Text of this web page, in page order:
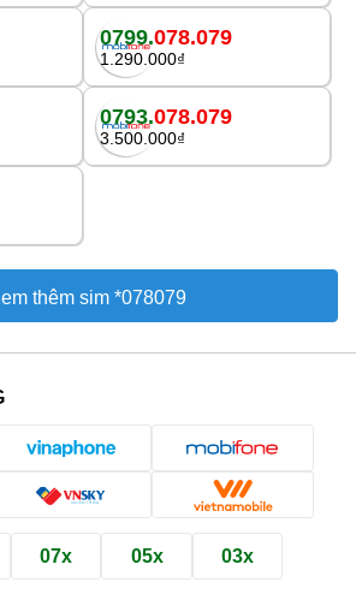
0799.078.079
1.290.000₫
0793.078.079
3.500.000₫
thêm sim *078079
07x 05x 03x